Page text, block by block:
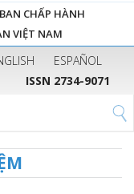
CHẤP HÀNH
VIỆT NAM
ESPAÑOL
ISSN 2734-9071